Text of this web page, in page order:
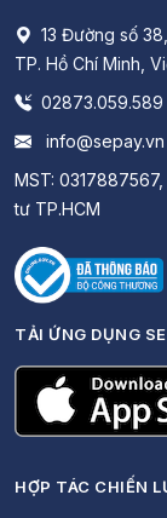
13 Đường số
TP. Hồ Chí Minh,
02873.059.589
info@sepay.vn
MST:
tư TP.HCM
TẢI ỨNG DỤNG
HỢP TÁC CHIẾN